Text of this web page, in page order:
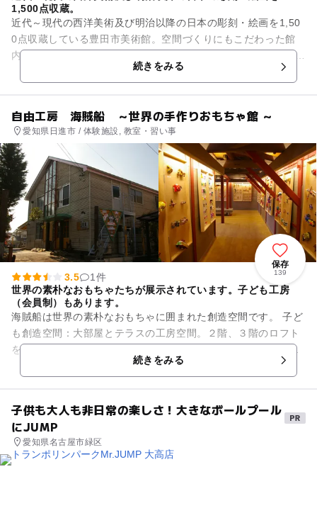
1,500点収蔵。
近代～現代の西洋美術及び明治以降の日本の彫刻・絵画を1,50
0点収蔵している豊田市美術館。空間づくりにもこだわった館
内は、建築家･谷口吉生氏の代表作のひとつで、モダンな外観や
続きをみる
自由工房 海賊船 ～世界の手作りおもちゃ館 ～
愛知県日進市 / 体験施設, 教室・習い事
保存
139
3.5
1件
世界の素朴なおもちゃたちが展示されています。子ども工房
（会員制）もあります。
海賊船は世界の素朴なおもちゃに囲まれた創造空間です。 子ど
も創造空間：大部屋とテラスの工房空間。２階、３階のロフト
を使った子どもの自由空間、子どもが使える手工具と、豊富な
材料を用意しています。...続きをみる
子供も大人も非日常の楽しさ！大きなボールプール
にJUMP
愛知県名古屋市緑区